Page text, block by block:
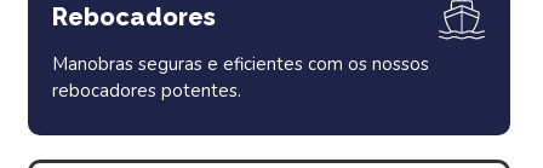
Rebocadores
Manobras seguras e eficientes com os nossos
rebocadores potentes.